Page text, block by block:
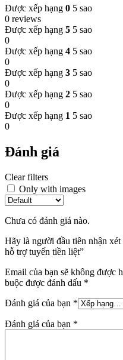
Được xếp hạng 0 5 sao
0 reviews
Được xếp hạng 5 5 sao
0
Được xếp hạng 4 5 sao
0
Được xếp hạng 3 5 sao
0
Được xếp hạng 2 5 sao
0
Được xếp hạng 1 5 sao
0
Đánh giá
Clear filters
Only with images
Chưa có đánh giá nào.
Hãy là người đầu tiên nhận
hỗ trợ tuyến tiền liệt”
Email của bạn sẽ không được
buộc được đánh dấu *
Đánh giá của bạn *
Đánh giá của bạn *